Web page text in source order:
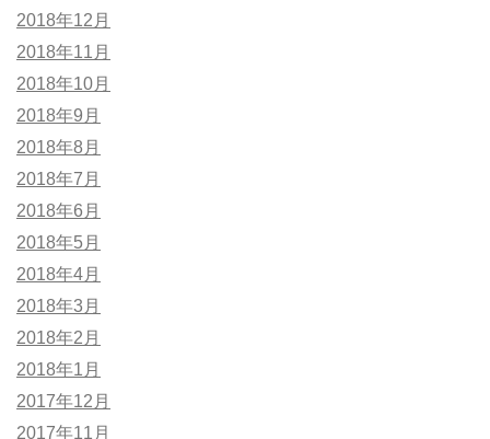
2018年12月
2018年11月
2018年10月
2018年9月
2018年8月
2018年7月
2018年6月
2018年5月
2018年4月
2018年3月
2018年2月
2018年1月
2017年12月
2017年11月